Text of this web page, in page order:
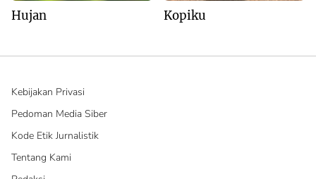
Hujan Kopiku
Kebijakan Privasi
Pedoman Media Siber
Kode Etik Jurnalistik
Tentang Kami